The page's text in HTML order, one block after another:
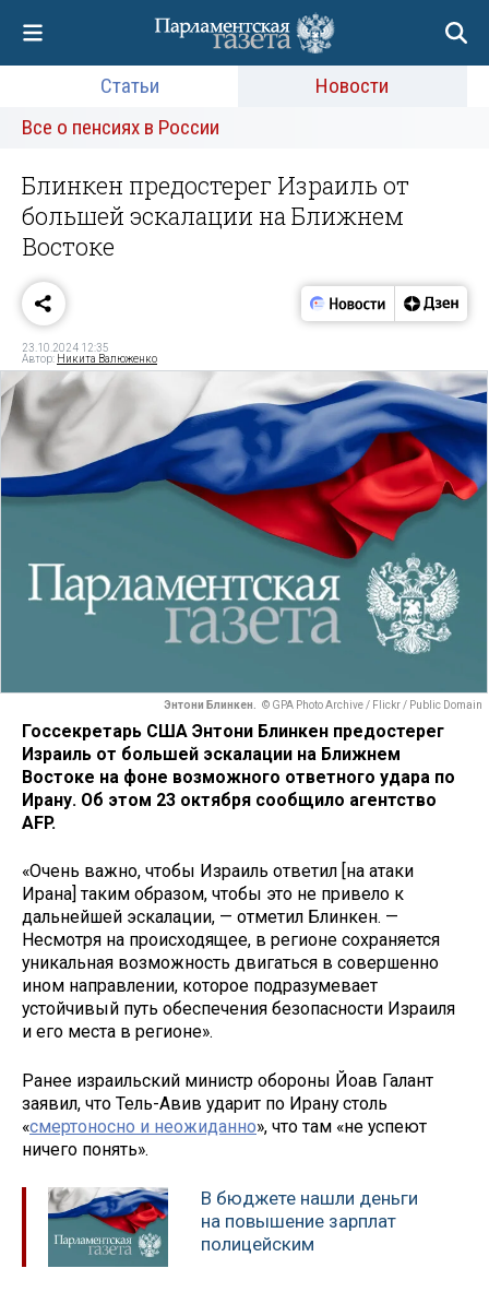
Статьи
Новости
Все о пенсиях в России
Блинкен предостерег Израиль от
большей эскалации на Ближнем
Востоке
23.10.2024 12:35
Автор: Никита Валюженко
Энтони Блинкен. © GPA Photo Archive / Flickr / Public Domain
Госсекретарь США Энтони Блинкен предостерег
Израиль от большей эскалации на Ближнем
Востоке на фоне возможного ответного удара по
Ирану. Об этом 23 октября сообщило агентство
AFP.
«Очень важно, чтобы Израиль ответил [на атаки
Ирана] таким образом, чтобы это не привело к
дальнейшей эскалации, — отметил Блинкен. —
Несмотря на происходящее, в регионе сохраняется
уникальная возможность двигаться в совершенно
ином направлении, которое подразумевает
устойчивый путь обеспечения безопасности Израиля
и его места в регионе».
Ранее израильский министр обороны Йоав Галант
заявил, что Тель-Авив ударит по Ирану столь
«смертоносно и неожиданно», что там «не успеют
ничего понять».
В бюджете нашли деньги
на повышение зарплат
полицейским